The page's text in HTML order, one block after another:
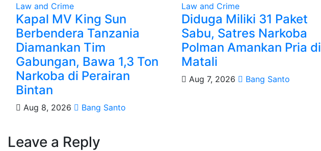
Law and Crime
Kapal MV King Sun
Berbendera Tanzania
Diamankan Tim
Gabungan, Bawa 1,3 Ton
Narkoba di Perairan
Bintan
Aug 8, 2026 Bang Santo
Law and Crime
Diduga Miliki 31 Paket
Sabu, Satres Narkoba
Polman Amankan Pria di
Matali
Aug 7, 2026 Bang Santo
Leave a Reply